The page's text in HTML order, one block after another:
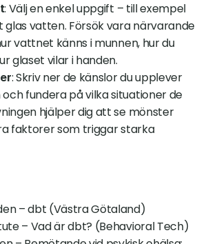
: Välj en enkel uppgift – till exempel
vatten. Försök vara närvarande
vattnet känns i munnen, hur du
glaset vilar i handen.
: Skriv ner de känslor du upplever
fundera på vilka situationer de
hjälper dig att se mönster
faktorer som triggar starka
– dbt (Västra Götaland)
– Vad är dbt? (Behavioral Tech)